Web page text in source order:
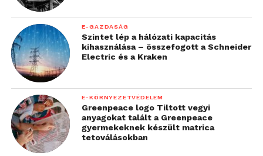
E-GAZDASÁG
Szintet lép a hálózati kapacitás
kihasználása – összefogott a Schneider
Electric és a Kraken
E-KÖRNYEZETVÉDELEM
Greenpeace logo Tiltott vegyi
anyagokat talált a Greenpeace
gyermekeknek készült matrica
tetoválásokban